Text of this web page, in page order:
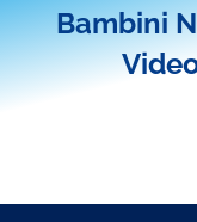
Bambini